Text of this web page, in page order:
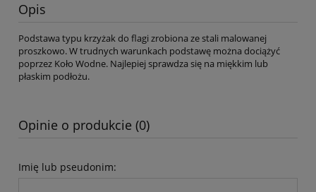
Opis
Podstawa typu krzyżak do flagi zrobiona ze stali malowanej
proszkowo. W trudnych warunkach podstawę można dociążyć
poprzez Koło Wodne. Najlepiej sprawdza się na miękkim lub
płaskim podłożu.
Opinie o produkcie (0)
Imię lub pseudonim: